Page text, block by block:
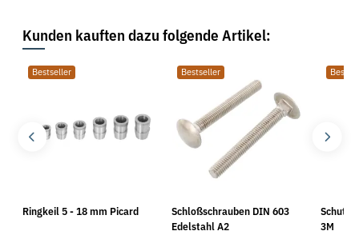
Kunden kauften dazu folgende Artikel:
Bestseller
Ringkeil 5 - 18 mm Picard
Bestseller
Schloßschrauben DIN 603
Edelstahl A2
3M